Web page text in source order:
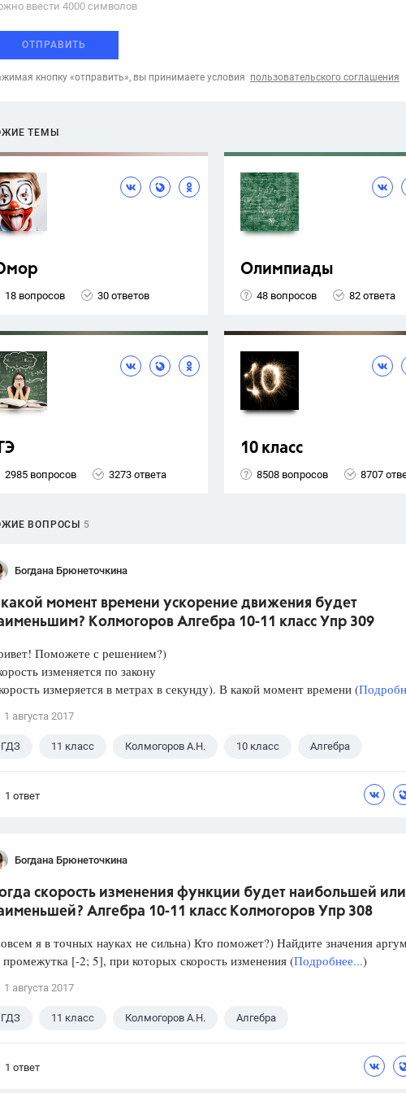
ввести 4000 cимволов
ОТПРАВИТЬ
кнопку «отправить», вы принимаете условия пользовательского соглашения
ТЕМЫ
18 вопросов 30 ответов
Олимпиады
48 вопросов 82 ответа
2985 вопросов 3273 ответа
10 класс
8508 вопросов 8707
ВОПРОСЫ 5
Богдана Брюнеточкина
какой момент времени ускорение движения будет
Колмогоров Алгебра 10-11 класс Упр 309
Поможете с решением?)
изменяется по закону
измеряется в метрах в секунду). В какой момент времени (
1 августа 2017
ГДЗ 11 класс Колмогоров А.Н. 10 класс Алгебра
1 ответ
Богдана Брюнеточкина
скорость изменения функции будет наибольшей или
Алгебра 10-11 класс Колмогоров Упр 308
я в точных науках не сильна) Кто поможет?) Найдите значения
промежутка [-2; 5], при которых скорость изменения (Подробнее...)
1 августа 2017
ГДЗ 11 класс Колмогоров А.Н. Алгебра
1 ответ